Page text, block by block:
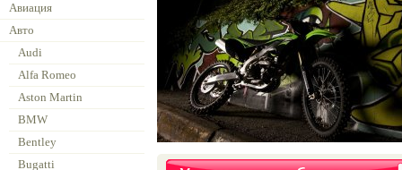
Авиация
Авто
Audi
Alfa Romeo
Aston Martin
BMW
Bentley
Bugatti